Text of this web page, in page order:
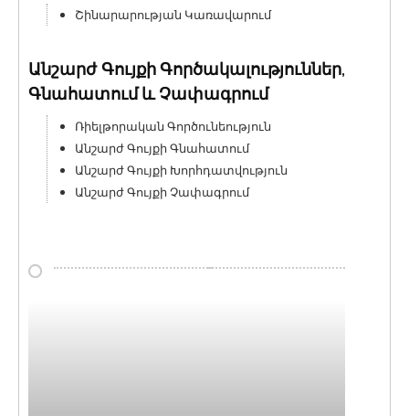
Շինարարության Կառավարում
Անշարժ Գույքի Գործակալություններ,
Գնահատում և Չափագրում
Ռիելթորական Գործունեություն
Անշարժ Գույքի Գնահատում
Անշարժ Գույքի Խորհդատվություն
Անշարժ Գույքի Չափագրում